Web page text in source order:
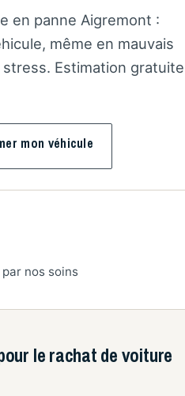
en panne Aigremont :
même en mauvais
Estimation gratuite
mon véhicule
nos soins
le rachat de voiture